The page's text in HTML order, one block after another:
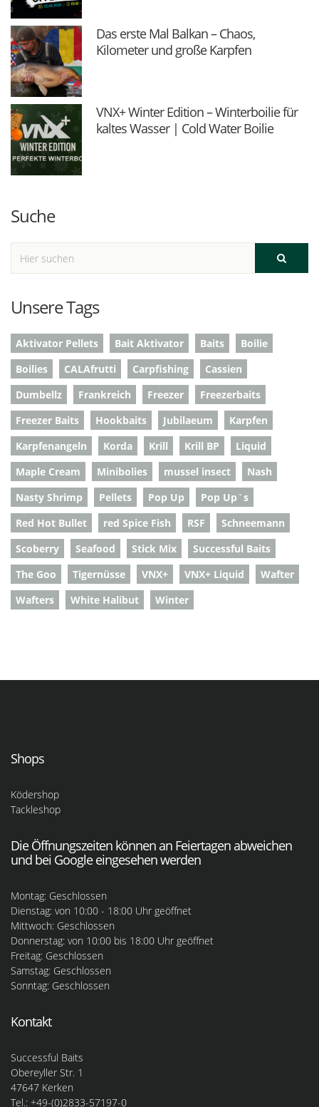
Das erste Mal Balkan – Chaos,
Kilometer und große Karpfen
VNX+ Winter Edition – Winterboilie für
kaltes Wasser | Cold Water Boilie
Suche
Unsere Tags
Aktivator Pellets Bait Aktivator Baits
Boilie
Boilies
CALAfrutti Carpfishing
Cassien
Dumbellz
Frankreich Freezer
Freezerbaits
Freezer Baits
Hookbaits Jubilaeum
Karpfen
Karpfenangeln
Korda Krill Krill BP
Liquid
Maple Cream
Minibolies mussel insect
Nash
Nasty Shrimp
Pellets Pop Up
Pop Up`s
Red Hot Bullet
red Spice Fish RSF
Schneemann
Scoberry
Seafood Stick Mix
Successful Baits
The Goo
Tigernüsse VNX+ VNX+ Liquid
Wafter
Wafters
White Halibut Winter
Shops
Ködershop
Tackleshop
Die Öffnungszeiten können an Feiertagen abweichen
und bei Google eingesehen werden
Montag: Geschlossen
Dienstag: von 10:00 - 18:00 Uhr geöffnet
Mittwoch: Geschlossen
Donnerstag: von 10:00 bis 18:00 Uhr geöffnet
Freitag: Geschlossen
Samstag: Geschlossen
Sonntag: Geschlossen
Kontakt
Successful Baits
Obereyller Str. 1
47647 Kerken
Tel.: +49-(0)2833-57197-0